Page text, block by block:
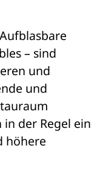
Aufblasbare
– sind
und
und
der Regel ein
höhere